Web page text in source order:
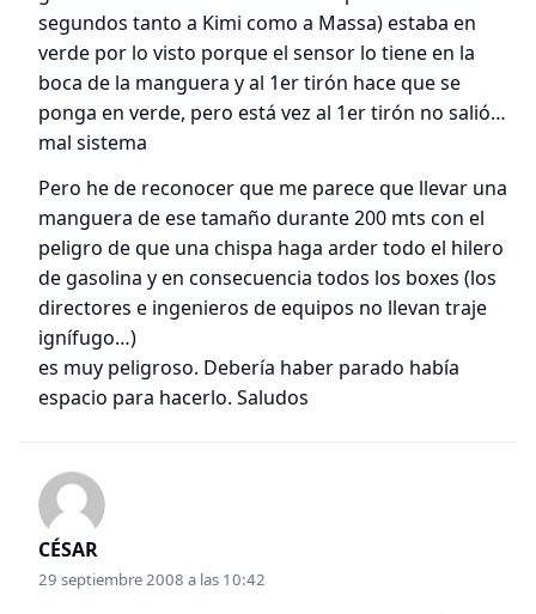
segundos tanto a Kimi como a Massa) estaba en
verde por lo visto porque el sensor lo tiene en la
boca de la manguera y al 1er tirón hace que se
ponga en verde, pero está vez al 1er tirón no salió…
mal sistema
Pero he de reconocer que me parece que llevar una
manguera de ese tamaño durante 200 mts con el
peligro de que una chispa haga arder todo el hilero
de gasolina y en consecuencia todos los boxes (los
directores e ingenieros de equipos no llevan traje
ignífugo…)
es muy peligroso. Debería haber parado había
espacio para hacerlo. Saludos
CÉSAR
29 septiembre 2008 a las 10:42